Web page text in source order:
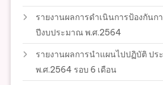
รายงานผลการดำเนินการป้องกันก
ปีงบประมาณ พ.ศ.2564
รายงานผลการนำแผนไปปฏิบัติ ป
พ.ศ.2564 รอบ 6 เดือน